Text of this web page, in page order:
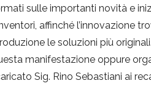
sulle importanti novità e
affinché l’innovazione
le soluzioni più
manifestazione oppure
Sig. Rino Sebastiani ai